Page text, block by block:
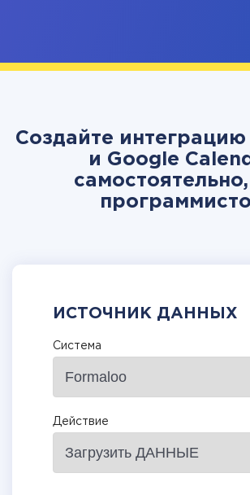
Создайте
и Google
ИСТОЧНИК ДАННЫХ
Система
Действие